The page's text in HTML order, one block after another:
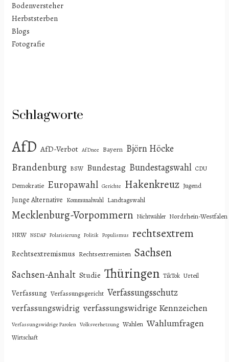
Bodenversteher
Herbststerben
Blogs
Fotografie
Schlagworte
AfD AfD-Verbot AfDnee Bayern Björn Höcke
Brandenburg BSW Bundestag Bundestagswahl CDU
Demokratie Europawahl Gerichte Hakenkreuz Jugend
Junge Alternative Kommunalwahl Landtagswahl
Mecklenburg-Vorpommern Nichtwähler Nordrhein-Westfalen
NRW NSDAP Polarisierung Politik Populismus rechtsextrem
Rechtsextremismus Rechtsextremisten Sachsen
Sachsen-Anhalt Studie Thüringen TikTok Urteil
Verfassung Verfassungsgericht Verfassungsschutz
verfassungswidrig verfassungswidrige Kennzeichen
Verfassungswidrige Parolen Volksverhetzung Wahlen Wahlumfragen
Wirtschaft